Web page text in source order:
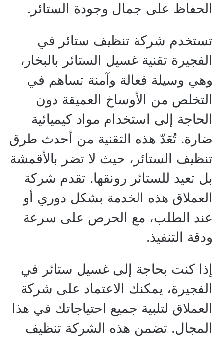
الحفاظ على جمال وجودة الستائر.
تستخدم شركة تنظيف ستائر في
الفجيرة تقنية غسيل الستائر بالبخار،
وهي وسيلة فعالة وآمنة تساهم في
التخلص من الأوساخ العميقة دون
الحاجة إلى استخدام مواد كيميائية
ضارة. تُعَدّ هذه التقنية من أحدث طرق
تنظيف الستائر، حيث لا تضر بالأقمشة
بل تعيد للستائر رونقها. تقدم شركة
العملاق هذه الخدمة بشكل دوري أو
عند الطلب، مع الحرص على سرعة
ودقة التنفيذ.
إذا كنت بحاجة إلى غسيل ستائر في
الفجيرة، يمكنك الاعتماد على شركة
العملاق لتلبية جميع احتياجاتك في هذا
المجال. تضمن هذه الشركة تنظيف